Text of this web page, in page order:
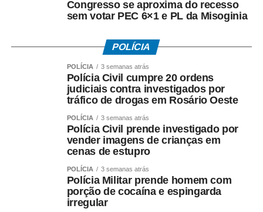
Todas as pessoas de 1 a 29 anos que não possuam
receber o esquema básico ou completá-lo.
Entre 30 e 59 anos, a vacinação das pessoas sem
histórico comprovado é feita com apenas uma dose. No
entanto, os trabalhadores da saúde devem comprovar
duas doses da vacina, independentemente da idade, em
razão do maior risco de exposição ocupacional.
Em situações específicas definidas pelas autoridades
sanitárias, como ações de bloqueio vacinal, varredura em
áreas delimitadas ou viagens para locais com surto ativo,
crianças de 6 a 11 meses e 29 dias podem receber a
Congresso se aproxima do recesso
sem votar PEC 6×1 e PL da Misoginia
POLÍCIA
POLÍCIA 3 semanas atrás
Polícia Civil cumpre 20 ordens
judiciais contra investigados por
tráfico de drogas em Rosário Oeste
POLÍCIA 3 semanas atrás
Polícia Civil prende investigado por
vender imagens de crianças em
cenas de estupro
POLÍCIA 3 semanas atrás
Polícia Militar prende homem com
porção de cocaína e espingarda
irregular